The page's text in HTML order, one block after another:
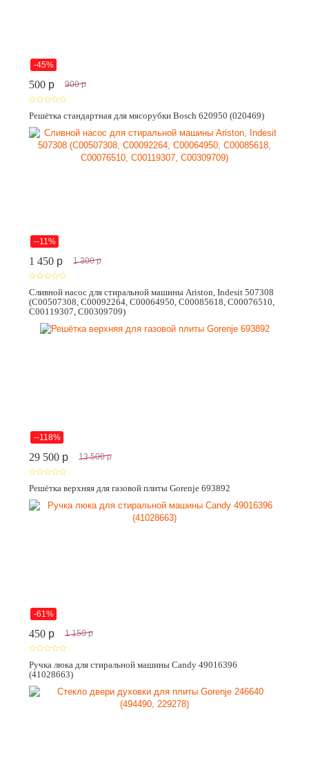
-45%
500 p 900 p
Решётка стандартная для мясорубки Bosch 620950 (020469)
--11%
1 450 p 1 300 p
Сливной насос для стиральной машины Ariston, Indesit 507308
(C00507308, C00092264, C00064950, C00085618, C00076510,
C00119307, C00309709)
--118%
29 500 p 13 500 p
Решётка верхняя для газовой плиты Gorenje 693892
-61%
450 p 1 150 p
Ручка люка для стиральной машины Candy 49016396
(41028663)